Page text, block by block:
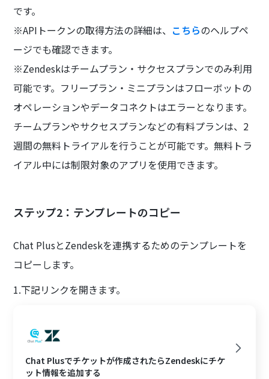
です。
※APIトークンの取得方法の詳細は、 こちらのヘルプペ
ージでも確認できます。
※Zendeskはチームプラン・サクセスプランでのみ利用
可能です。フリープラン・ミニプランはフローボットの
オペレーションやデータコネクトはエラーとなります。
チームプランやサクセスプランなどの有料プランは、2
週間の無料トライアルを行うことが可能です。無料トラ
イアル中には制限対象のアプリを使用できます。
ステップ2：テンプレートのコピー
Chat PlusとZendeskを連携するためのテンプレートを
コピーします。
1.下記リンクを開きます。
Chat Plusでチケットが作成されたらZendeskにチケ
ット情報を追加する